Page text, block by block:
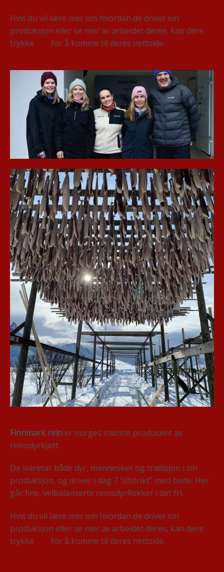
Hvis du vil lære mer om hvordan de driver sin
produksjon eller se mer av arbeidet deres, kan dere
trykke
for å komme til deres nettside.
Finnmark rein er norges største produsent av
reinsdyrkjøtt.
De ivaretar både dyr, mennesker og tradisjon i sin
produksjon, og driver i dag 7 “distrikt” med beite. Her
går fine, velbalanserte reinsdyrflokker i det fri.
Hvis du vil lære mer om hvordan de driver sin
produksjon eller se mer av arbeidet deres, kan dere
trykke
for å komme til deres nettside.